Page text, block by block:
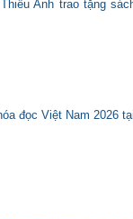
Anh trao tặng
đọc Việt Nam 2026